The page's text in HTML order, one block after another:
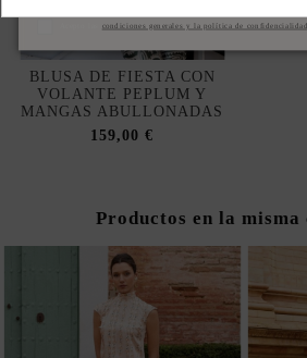
BLUSA DE FIESTA CON
VOLANTE PEPLUM Y
MANGAS ABULLONADAS
159,00 €
Productos en la
condiciones generales y la política de confidencialidad